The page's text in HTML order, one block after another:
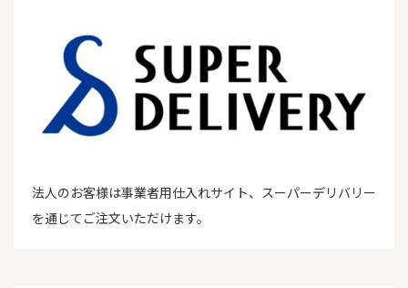
法人のお客様は事業者用仕入れサイト、スーパーデリバリー
を通じてご注文いただけます。